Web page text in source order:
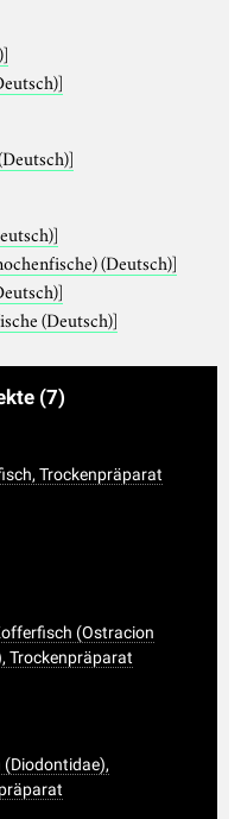
(Deutsch)]
(Deutsch)]
(7)
Trockenpräparat
(Ostracion
Trockenpräparat
(Diodontidae),